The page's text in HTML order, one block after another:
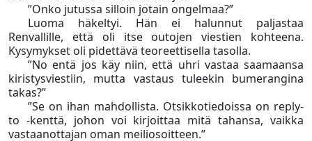
”Onko jutussa silloin jotain ongelmaa?”
Luoma häkeltyi. Hän ei halunnut paljastaa
Renvallille, että oli itse outojen viestien kohteena.
Kysymykset oli pidettävä teoreettisella tasolla.
”No entä jos käy niin, että uhri vastaa saamaansa
kiristysviestiin, mutta vastaus tuleekin bumerangina
takas?”
”Se on ihan mahdollista. Otsikkotiedoissa on reply-
to -kenttä, johon voi kirjoittaa mitä tahansa, vaikka
vastaanottajan oman meiliosoitteen.”